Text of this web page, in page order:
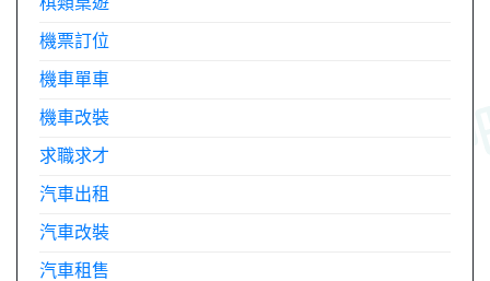
機票訂位
機車單車
機車改裝
求職求才
汽車出租
汽車改裝
汽車租售